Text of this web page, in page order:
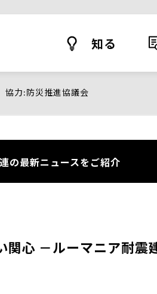
知る
協力 防災推進協議会
の最新ニュースをご紹介
関心 －ルーマニア耐震